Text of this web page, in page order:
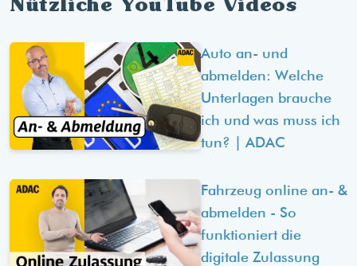
Auto an- und
abmelden: Welche
Unterlagen brauche
ich und was muss ich
tun? | ADAC
Fahrzeug online an- &
abmelden - So
funktioniert die
digitale Zulassung